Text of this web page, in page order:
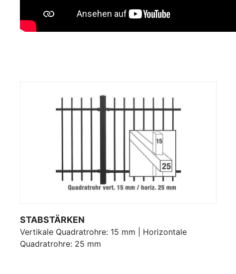
STABSTÄRKEN
Vertikale Quadratrohre: 15 mm | Horizontale
Quadratrohre: 25 mm